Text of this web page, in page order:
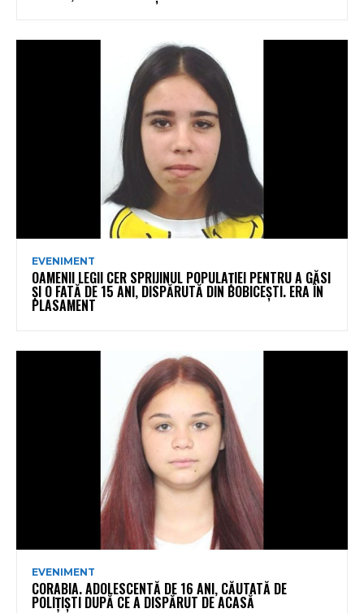
EVENIMENT
OAMENII LEGII CER SPRIJINUL POPULAȚIEI PENTRU A GĂSI
ȘI O FATĂ DE 15 ANI, DISPĂRUTĂ DIN BOBICEȘTI. ERA ÎN
PLASAMENT
EVENIMENT
CORABIA. ADOLESCENTĂ DE 16 ANI, CĂUTATĂ DE
POLIȚIȘTI DUPĂ CE A DISPĂRUT DE ACASĂ